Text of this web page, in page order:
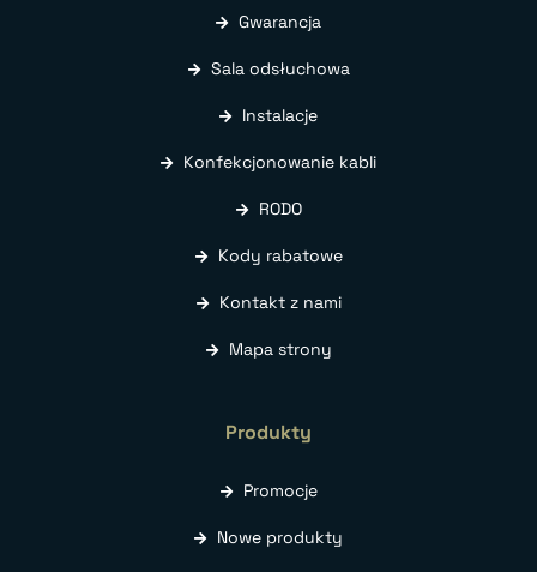
Gwarancja
Sala odsłuchowa
Instalacje
Konfekcjonowanie kabli
RODO
Kody rabatowe
Kontakt z nami
Mapa strony
Produkty
Promocje
Nowe produkty